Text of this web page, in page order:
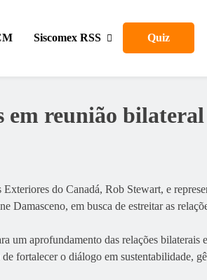
Siscomex RSS Quiz
em reunião bilateral
do Canadá, Rob Stewart, e
em busca de estreitar as
um aprofundamento das relações
fortalecer o diálogo em sustentabilidade,